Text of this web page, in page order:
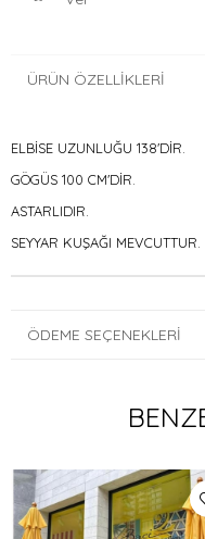
ÜRÜN ÖZELLIKLERI
ELBİSE UZUNLUĞU 138'DİR.
GÖGÜS 100 CM'DİR.
ASTARLIDIR.
SEYYAR KUŞAĞI MEVCUTTUR.
ÖDEME SEÇENEKLERI